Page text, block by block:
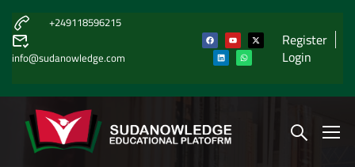
+249118596215
info@sudanowledge.com
Register
Login